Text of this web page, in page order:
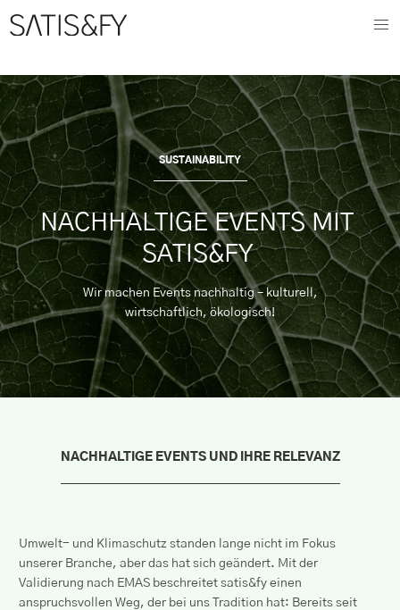
SUSTAINABILITY
NACHHALTIGE EVENTS MIT
SATIS&FY
Wir machen Events nachhaltig – kulturell,
wirtschaftlich, ökologisch!
NACHHALTIGE EVENTS UND IHRE RELEVANZ
Umwelt- und Klimaschutz standen lange nicht im Fokus
unserer Branche, aber das hat sich geändert. Mit der
Validierung nach EMAS beschreitet satis&fy einen
anspruchsvollen Weg, der bei uns Tradition hat: Bereits seit